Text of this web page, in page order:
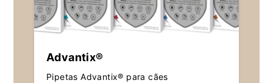
Advantix®
Pipetas Advantix® para cães